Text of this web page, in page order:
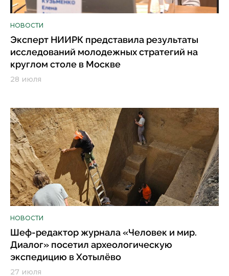
НОВОСТИ
Эксперт НИИРК представила результаты
исследований молодежных стратегий на
круглом столе в Москве
28 июля
НОВОСТИ
Шеф-редактор журнала «Человек и мир.
Диалог» посетил археологическую
экспедицию в Хотылёво
27 июля